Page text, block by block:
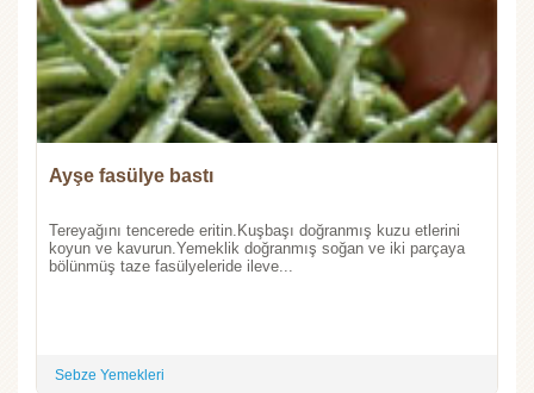
Ayşe fasülye bastı
Tereyağını tencerede eritin.Kuşbaşı doğranmış kuzu etlerini
koyun ve kavurun.Yemeklik doğranmış soğan ve iki parçaya
bölünmüş taze fasülyeleride ileve...
Sebze Yemekleri